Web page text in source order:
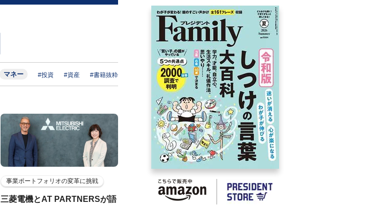
マネー #投資 #資産 #書籍抜粋
事業ポートフォリオの変革に挑戦
三菱電機とAT PARTNERSが語